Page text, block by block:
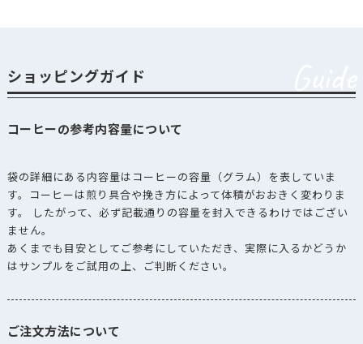
ショッピングガイド
コーヒーの参考内容量について
袋の詳細にある内容量はコーヒーの容量（グラム）を表していま
す。コーヒーは煎り具合や挽き方によって体積がおおきく変わりま
す。 したがって、必ず記載通りの容量を封入できるわけではござい
ません。
あくまでも目安としてご参考にしていただき、実際に入るかどうか
はサンプルをご試用の上、ご判断ください。
ご注文方法について